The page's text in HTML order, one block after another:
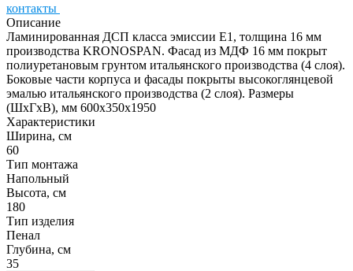
контакты
Описание
Ламинированная ДСП класса эмиссии Е1, толщина 16 мм
производства KRONOSPAN. Фасад из МДФ 16 мм покрыт
полиуретановым грунтом итальянского производства (4 слоя).
Боковые части корпуса и фасады покрыты высокоглянцевой
эмалью итальянского производства (2 слоя). Размеры
(ШхГхВ), мм 600х350х1950
Характеристики
Ширина, см
60
Тип монтажа
Напольный
Высота, см
180
Тип изделия
Пенал
Глубина, см
35